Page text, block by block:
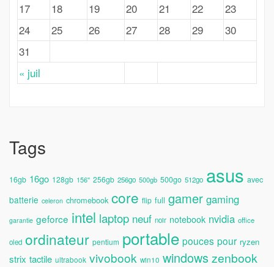
« juil
17
18 19 20 21 22
23
24
25 26 27 28 29
30
31
Tags
16gb 16go 128gb 156'' 256gb 256go 500gb 500go 512go asus avec
batterie celeron chromebook core flip full gamer gaming
garantie geforce intel laptop neuf noir notebook nvidia office
oled ordinateur pentium portable pouces pour ryzen
strix tactile ultrabook vivobook win10 windows zenbook